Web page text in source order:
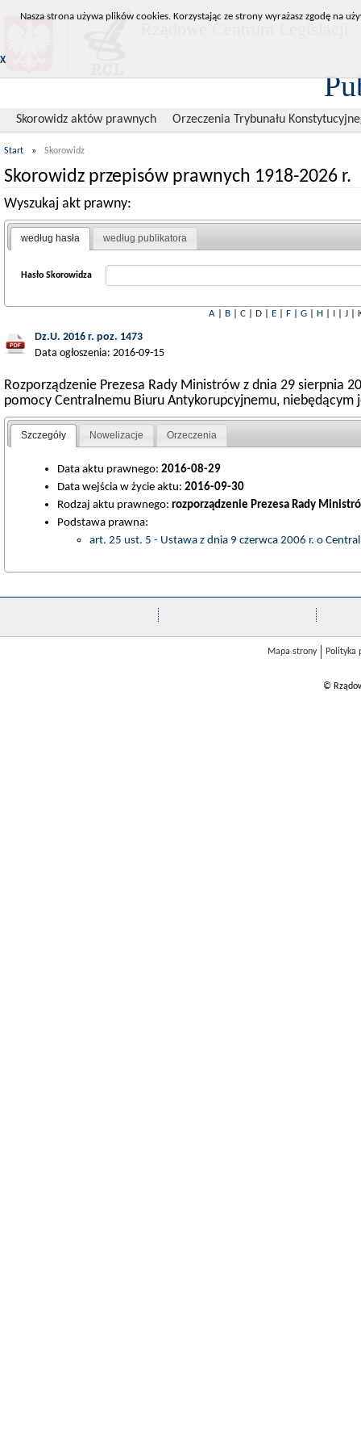
Skorowidz aktów prawnych Orzeczenia Trybunału
Start » Skorowidz
Skorowidz przepisów prawnych 1918-2026 r.
Wyszukaj akt prawny:
według hasła według publikatora
Hasło Skorowidza
A| B| C| D| E| F| G| H| I| J|
Dz.U. 2016 r. poz. 1473
Data ogłoszenia: 2016-09-15
Rozporządzenie Prezesa Rady Ministrów z dnia 29 sierpnia
pomocy Centralnemu Biuru Antykorupcyjnemu, niebędącym
Szczegóły Nowelizacje Orzeczenia
Data aktu prawnego: 2016-08-29
Data wejścia w życie aktu: 2016-09-30
Rodzaj aktu prawnego: rozporządzenie Prezesa Rady
Podstawa prawna:
art. 25 ust. 5 - Ustawa z dnia 9 czerwca 2006 r. o
Mapa strony Polityka
©
Nasza strona używa plików cookies. Korzystając ze strony wyrażasz zgodę na
X